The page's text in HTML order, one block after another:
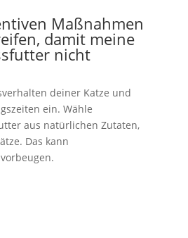
Maßnahmen
damit meine
nicht
deiner Katze und
ein. Wähle
aus natürlichen Zutaten,
Das kann